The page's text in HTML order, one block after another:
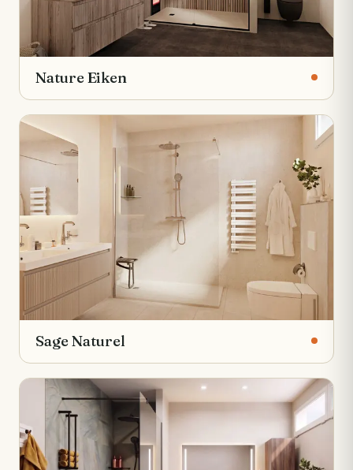
Nature Eiken
Sage Naturel